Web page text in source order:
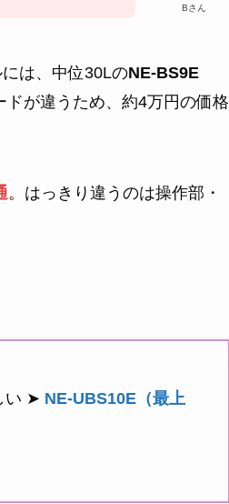
Bさん
は、中位30LのNE-BS9E
が違うため、約4万円の価格
。はっきり違うのは操作部・
い ➤ NE-UBS10E（最上